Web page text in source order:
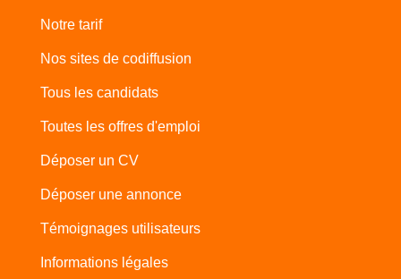
Notre tarif
Nos sites de codiffusion
Tous les candidats
Toutes les offres d'emploi
Déposer un CV
Déposer une annonce
Témoignages utilisateurs
Informations légales